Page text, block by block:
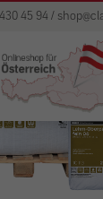
45 94 /